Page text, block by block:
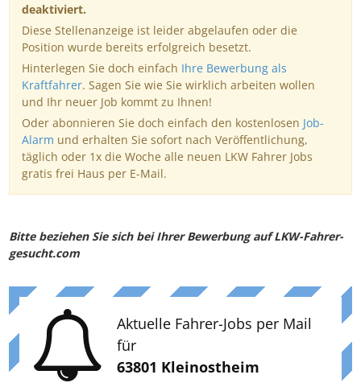
deaktiviert.
Diese Stellenanzeige ist leider abgelaufen oder die
Position wurde bereits erfolgreich besetzt.
Hinterlegen Sie doch einfach Ihre Bewerbung als
Kraftfahrer. Sagen Sie wie Sie wirklich arbeiten wollen
und Ihr neuer Job kommt zu Ihnen!
Oder abonnieren Sie doch einfach den kostenlosen Job-
Alarm und erhalten Sie sofort nach Veröffentlichung,
täglich oder 1x die Woche alle neuen LKW Fahrer Jobs
gratis frei Haus per E-Mail.
Bitte beziehen Sie sich bei Ihrer Bewerbung auf LKW-Fahrer-
gesucht.com
Aktuelle Fahrer-Jobs per Mail
für
63801 Kleinostheim